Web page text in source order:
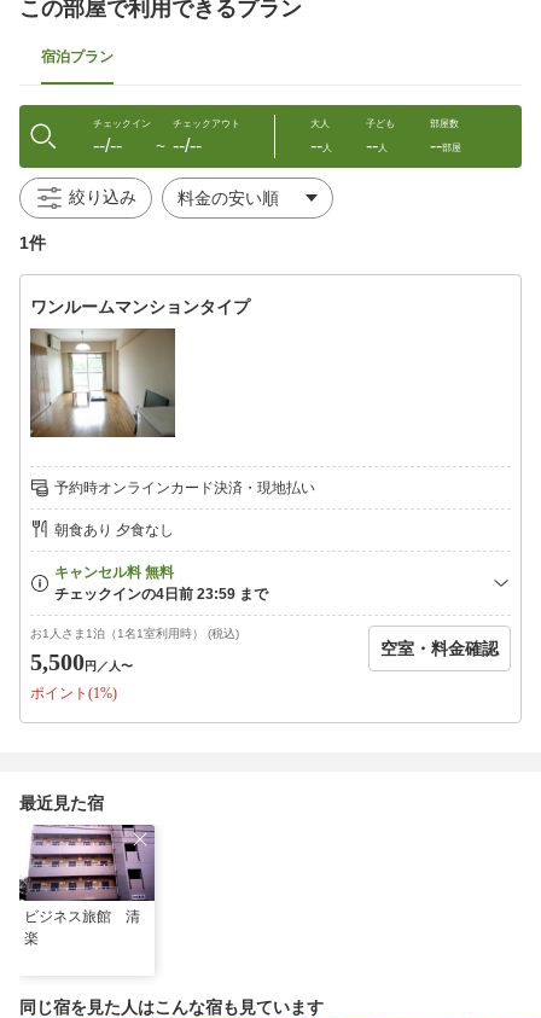
この部屋で利用できるプラン
宿泊プラン
チェックイン
--/-- 〜
チェックアウト
--/--
大人
--人
子ども
-- 人
部屋数
--部屋
絞り込み
1件
ワンルームマンションタイプ
予約時オンラインカード決済・現地払い
朝食あり 夕食なし
お1人さま1泊（1名1室利用時） (税込)
5,500円 ／人〜
ポイント(1%)
空室・料金確認
最近見た宿
ビジネス旅館 清
楽
同じ宿を見た人はこんな宿も見ています